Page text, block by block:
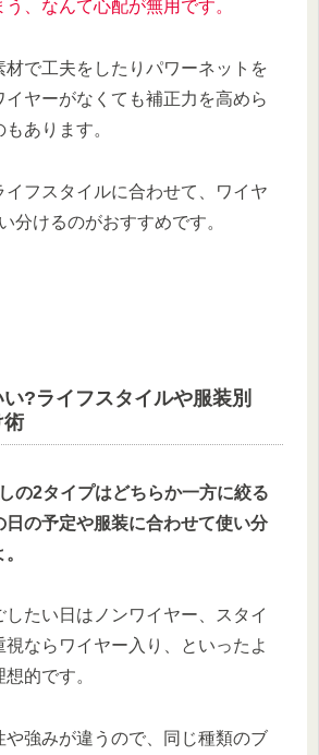
、なんて心配が無用です。
材で工夫をしたりパワーネットを
ヤーがなくても補正力を高めら
あります。
イフスタイルに合わせて、ワイヤ
分けるのがおすすめです。
い?ライフスタイルや服装別
術
の2タイプはどちらか一方に絞る
日の予定や服装に合わせて使い分
したい日はノンワイヤー、スタイ
視ならワイヤー入り、といったよ
的です。
や強みが違うので、同じ種類のブ